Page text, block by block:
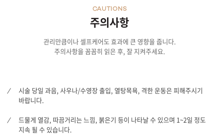
주의사항
CAUTIONS
관리만큼이나 셀프케어도 효과에 큰 영향을 줍니다.
주의사항을 꼼꼼히 읽은 후, 잘 지켜주세요.
시술 당일 과음, 사우나/수영장 출입, 열탕목욕, 격한 운동은 피해주시기
바랍니다.
드물게 열감, 따끔거리는 느낌, 붉은기 등이 나타날 수 있으며 1~2일 정도
지속 될 수 있습니다.